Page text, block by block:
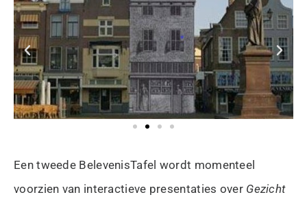
Een tweede BelevenisTafel wordt momenteel
voorzien van interactieve presentaties over Gezicht